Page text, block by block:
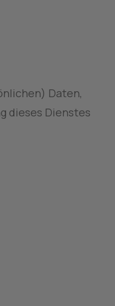
Daten,
dieses Dienstes